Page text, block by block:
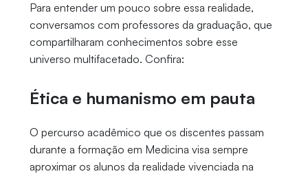
Para entender um pouco sobre essa realidade,
conversamos com professores da graduação, que
compartilharam conhecimentos sobre esse
universo multifacetado. Confira:
Ética e humanismo em pauta
O percurso acadêmico que os discentes passam
durante a formação em Medicina visa sempre
aproximar os alunos da realidade vivenciada na